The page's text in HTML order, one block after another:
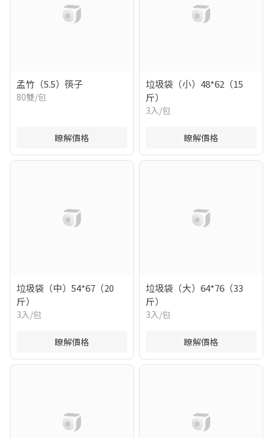
孟竹（5.5）筷子
80雙/包
瞭解價格
垃圾袋（小）48*62（15
斤）
3入/包
瞭解價格
垃圾袋（中）54*67（20
斤）
3入/包
瞭解價格
垃圾袋（大）64*76（33
斤）
3入/包
瞭解價格